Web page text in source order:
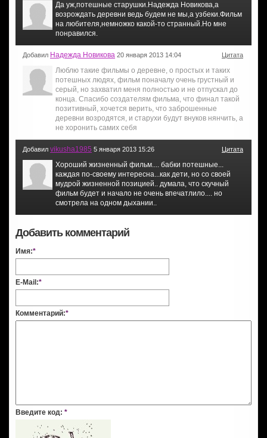
Да уж,потешные старушки.Надежда Новикова,а
возрождать деревни ведь будем не мы,а узбеки.Фильм
на любителя,немножко какой-то странный.Но мне
понравился.
Добавил Надежда Новикова 20 января 2013 14:04 Цитата
Люблю такие фильмы о деревне, о простых и таких
потешных людях, фильм поначалу очень грустный и
серый, но захватил меня полностью и не отпускал до
конца. Спасибо создателям фильма, что финал такой
позитивный, хочется верить, что заброшенные
деревни возродятся, и старухи будут внуков нянчить, а
не хоронить самих себя
Добавил vikusha1985 5 января 2013 15:26 Цитата
Хороший жизненный фильм.... бабки потешные...
каждая по-своему интересна...как дети, но со своей
мудрой жизненной позицией.. думала, что скучный
фильм будет и начало не очень впечатлило.... но
смотрела на одном дыхании..
Добавить комментарий
Имя:*
E-Mail:*
Комментарий:*
Введите код: *